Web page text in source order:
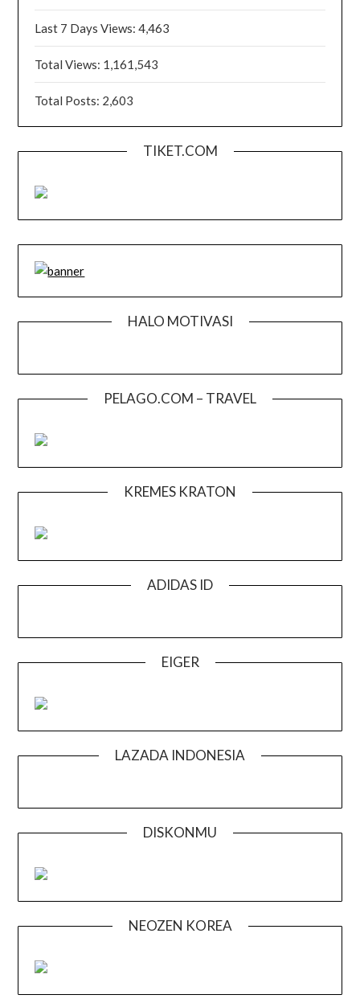
Last 7 Days Views:4,463
Total Views: 1,161,543
Total Posts: 2,603
TIKET.COM
HALO MOTIVASI
PELAGO.COM – TRAVEL
KREMES KRATON
ADIDAS ID
EIGER
LAZADA INDONESIA
DISKONMU
NEOZEN KOREA